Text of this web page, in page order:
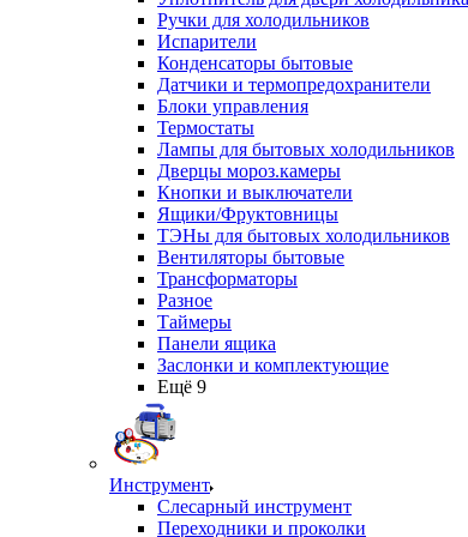
Ручки для холодильников
Испарители
Конденсаторы бытовые
Датчики и термопредохранители
Блоки управления
Термостаты
Лампы для бытовых холодильников
Дверцы мороз.камеры
Кнопки и выключатели
Ящики/Фруктовницы
ТЭНы для бытовых холодильников
Вентиляторы бытовые
Трансформаторы
Разное
Таймеры
Панели ящика
Заслонки и комплектующие
Ещё 9
Инструмент
Слесарный инструмент
Переходники и проколки